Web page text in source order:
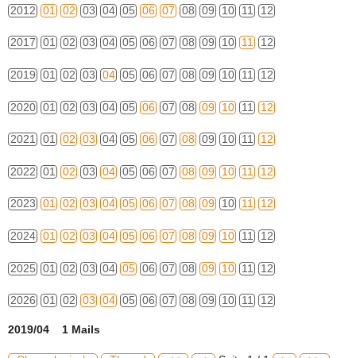
2012 01 02 03 04 05 06 07 08 09 10 11 12
2017 01 02 03 04 05 06 07 08 09 10 11 12
2019 01 02 03 04 05 06 07 08 09 10 11 12
2020 01 02 03 04 05 06 07 08 09 10 11 12
2021 01 02 03 04 05 06 07 08 09 10 11 12
2022 01 02 03 04 05 06 07 08 09 10 11 12
2023 01 02 03 04 05 06 07 08 09 10 11 12
2024 01 02 03 04 05 06 07 08 09 10 11 12
2025 01 02 03 04 05 06 07 08 09 10 11 12
2026 01 02 03 04 05 06 07 08 09 10 11 12
2019/04 1 Mails